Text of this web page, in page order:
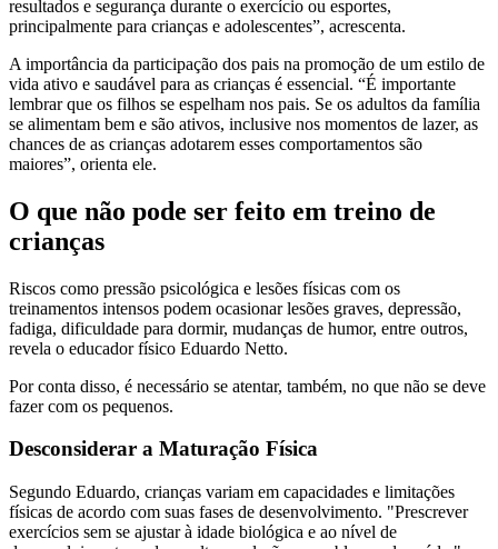
resultados e segurança durante o exercício ou esportes,
principalmente para crianças e adolescentes”, acrescenta.
A importância da participação dos pais na promoção de um estilo de
vida ativo e saudável para as crianças é essencial. “É importante
lembrar que os filhos se espelham nos pais. Se os adultos da família
se alimentam bem e são ativos, inclusive nos momentos de lazer, as
chances de as crianças adotarem esses comportamentos são
maiores”, orienta ele.
O que não pode ser feito em treino de
crianças
Riscos como pressão psicológica e lesões físicas com os
treinamentos intensos podem ocasionar lesões graves, depressão,
fadiga, dificuldade para dormir, mudanças de humor, entre outros,
revela o educador físico Eduardo Netto.
Por conta disso, é necessário se atentar, também, no que não se deve
fazer com os pequenos.
Desconsiderar a Maturação Física
Segundo Eduardo, crianças variam em capacidades e limitações
físicas de acordo com suas fases de desenvolvimento. "Prescrever
exercícios sem se ajustar à idade biológica e ao nível de